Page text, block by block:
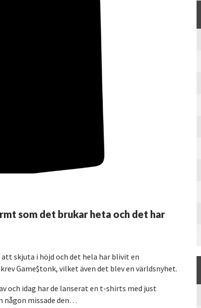
som det brukar heta och det har
skjuta i höjd och det hela har blivit en
Game$tonk, vilket även det blev en världsnyhet.
och idag har de lanserat en t-shirts med just
någon missade den…